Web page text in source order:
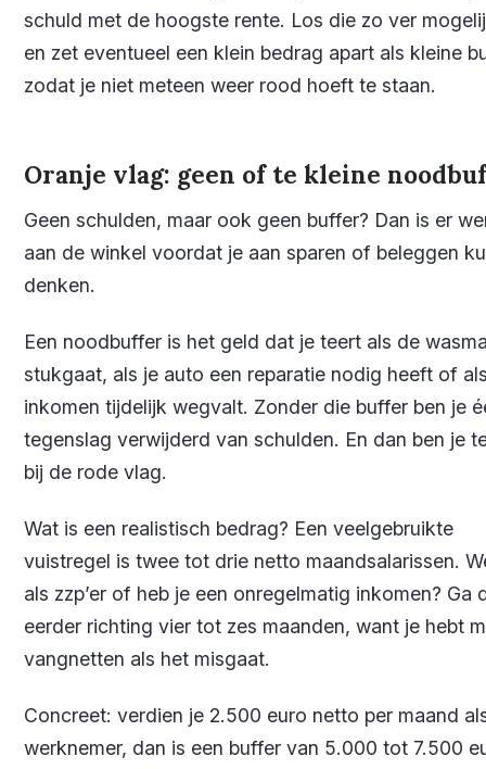
schuld met de hoogste rente. Los die zo ver
en zet eventueel een klein bedrag apart als kleine
zodat je niet meteen weer rood hoeft te staan.
Oranje vlag: geen of te kleine
Geen schulden, maar ook geen buffer? Dan is er
aan de winkel voordat je aan sparen of beleggen
denken.
Een noodbuffer is het geld dat je teert als de
stukgaat, als je auto een reparatie nodig heeft of
inkomen tijdelijk wegvalt. Zonder die buffer ben je
tegenslag verwijderd van schulden. En dan ben je
bij de rode vlag.
Wat is een realistisch bedrag? Een veelgebruikte
vuistregel is twee tot drie netto maandsalarissen.
als zzp’er of heb je een onregelmatig inkomen? Ga
eerder richting vier tot zes maanden, want je hebt
vangnetten als het misgaat.
Concreet: verdien je 2.500 euro netto per maand
werknemer, dan is een buffer van 5.000 tot 7.500